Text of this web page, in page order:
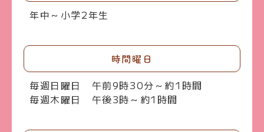
年中～小学2年生
時間曜日
毎週日曜日 午前9時30分～約1時間
毎週木曜日 午後3時～約1時間